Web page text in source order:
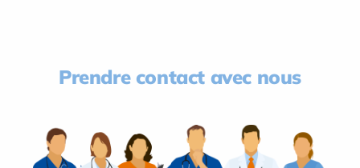
Prendre contact avec nous